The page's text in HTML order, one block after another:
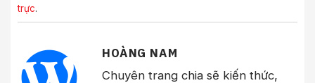
trực.
HOÀNG NAM
Chuyên trang chia sẽ kiến thức,